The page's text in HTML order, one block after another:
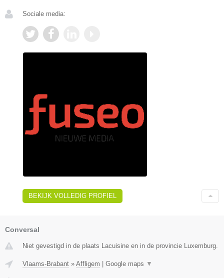
Sociale media:
BEKIJK VOLLEDIG PROFIEL
Conversal
Niet gevestigd in de plaats Lacuisine en in de provincie Luxemburg.
Vlaams-Brabant » Affligem Google maps ▼